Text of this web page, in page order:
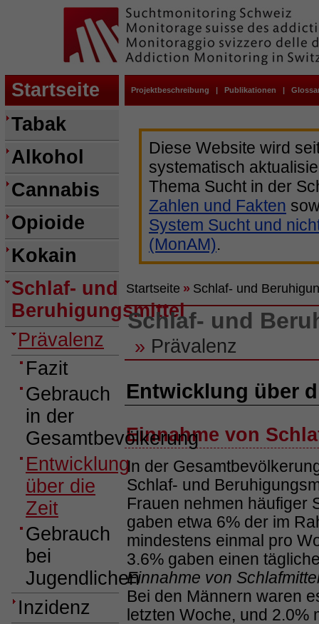
Startseite Projektbeschreibung | Publikationen |
Tabak
Alkohol
Cannabis
Opioide
Kokain
Schlaf- und
Beruhigungsmittel
Prävalenz
Fazit
Gebrauch
in der
Gesamtbevölkerung
Entwicklung
über die
Zeit
Gebrauch
bei
Jugendlichen
Inzidenz
Diese Website wird
systematisch
Thema Sucht in der
Zahlen und Fakten
System Sucht und
(MonAM).
Startseite » Schlaf- und
Schlaf- und
» Prävalenz
Entwicklung über
Einnahme von
In der
Schlaf- und
Frauen nehmen häufiger
gaben etwa 6% der im
mindestens einmal pro
3.6% gaben einen
Einnahme von
Bei den Männern waren
letzten Woche, und 2.0%